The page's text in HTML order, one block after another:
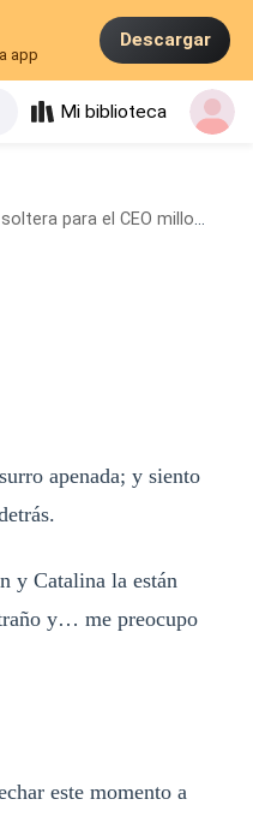
app
Descargar
Mi biblioteca
para el CEO millonario
apenada; y siento
y Catalina la están
y… me preocupo
este momento a